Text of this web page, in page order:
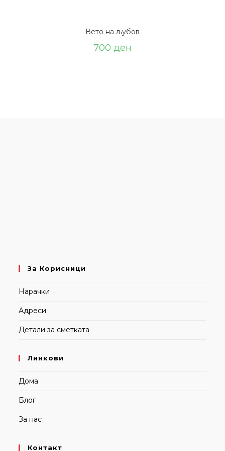
Вето на љубов
700 ден
За Корисници
Нарачки
Адреси
Детали за сметката
Линкови
Дома
Блог
За нас
Контакт